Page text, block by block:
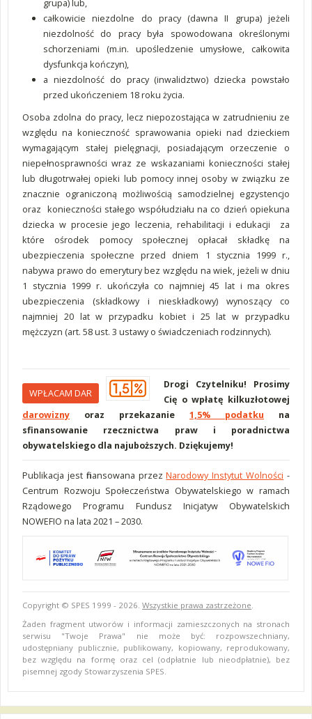
grupa) lub,
całkowicie niezdolne do pracy (dawna II grupa) jeżeli
niezdolność do pracy była spowodowana określonymi
schorzeniami (m.in. upośledzenie umysłowe, całkowita
dysfunkcja kończyn),
a niezdolność do pracy (inwalidztwo) dziecka powstało
przed ukończeniem 18 roku życia.
Osoba zdolna do pracy, lecz niepozostająca w zatrudnieniu ze
względu na konieczność sprawowania opieki nad dzieckiem
wymagającym stałej pielęgnacji, posiadającym orzeczenie o
niepełnosprawności wraz ze wskazaniami konieczności stałej
lub długotrwałej opieki lub pomocy innej osoby w związku ze
znacznie ograniczoną możliwością samodzielnej egzystencjo
oraz konieczności stałego współudziału na co dzień opiekuna
dziecka w procesie jego leczenia, rehabilitacji i edukacji za
które ośrodek pomocy społecznej opłacał składkę na
ubezpieczenia społeczne przed dniem 1 stycznia 1999 r.,
nabywa prawo do emerytury bez względu na wiek, jeżeli w dniu
1 stycznia 1999 r. ukończyła co najmniej 45 lat i ma okres
ubezpieczenia (składkowy i nieskładkowy) wynoszący co
najmniej 20 lat w przypadku kobiet i 25 lat w przypadku
mężczyzn (art. 58 ust. 3 ustawy o świadczeniach rodzinnych).
WPŁACAM DAR
Drogi Czytelniku! Prosimy
Cię o wpłatę kilkuzłotowej
darowizny oraz przekazanie 1,5% podatku na
sfinansowanie rzecznictwa praw i poradnictwa
obywatelskiego dla najuboższych. Dziękujemy!
Publikacja jest finansowana przezNarodowy Instytut Wolności -
Centrum Rozwoju Społeczeństwa Obywatelskiego w ramach
Rządowego Programu Fundusz Inicjatyw Obywatelskich
NOWEFIO na lata 2021 – 2030.
Copyright © SPES 1999 - 2026. Wszystkie prawa zastrzeżone.
Żaden fragment utworów i informacji zamieszczonych na stronach
serwisu "Twoje Prawa" nie może być: rozpowszechniany,
udostępniany publicznie, publikowany, kopiowany, reprodukowany,
bez względu na formę oraz cel (odpłatnie lub nieodpłatnie), bez
pisemnej zgody Stowarzyszenia SPES.